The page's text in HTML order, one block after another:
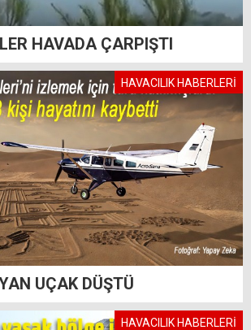
HAVADA ÇARPIŞTI
HAVACILIK HABERLERİ
UÇAK DÜŞTÜ
HAVACILIK HABERLERİ